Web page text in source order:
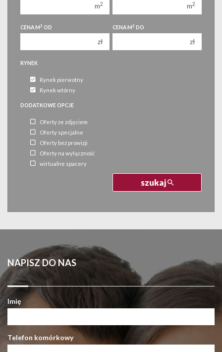
m2 m2
CENA M2 OD
zł
CENA M2 DO
zł
RYNEK
Rynek pierwotny
Rynek wtórny
DODATKOWE OPCJE
Oferty ze zdjęciem
Oferty specjalne
Oferty bez prowizji
Oferty na wyłączność
wirtualne spacery
szukaj
NAPISZ DO NAS
Imię
Telefon komórkowy